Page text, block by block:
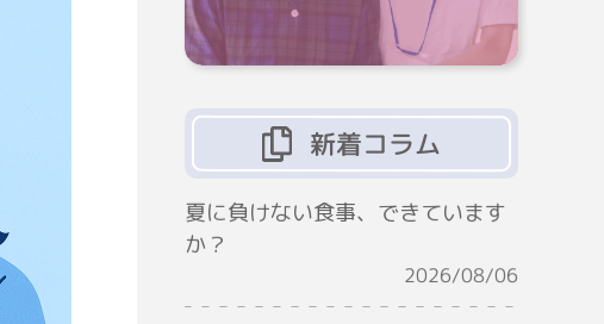
新着コラム
夏に負けない食事、できています
か？
2026/08/06